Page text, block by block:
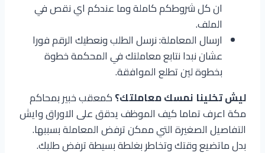
ان كل شروطكم كاملة وما عندكم اي نقص في
الملف.
ارسال المعاملة: نرسل الطلب ونعطيك الرقم فورا
عشان نبدا نتابع معاملتك في المحكمة خطوة
بخطوة لين تطلع الموافقة.
ليش تخلينا نمسك معاملتك؟كمعقب خبير بمحاكم
مكة اعرف تماما كيف الموظف يدقق على الاوراق وايش
التفاصيل الصغيرة التي ممكن ترفض المعاملة بسببها.
بدل ماتضيع وقتك وتخاطر بغلطة بسيطة ترفض طلبك.